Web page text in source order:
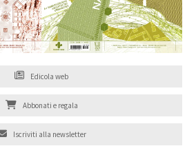
Edicola web
Abbonati e regala
Iscriviti alla newsletter